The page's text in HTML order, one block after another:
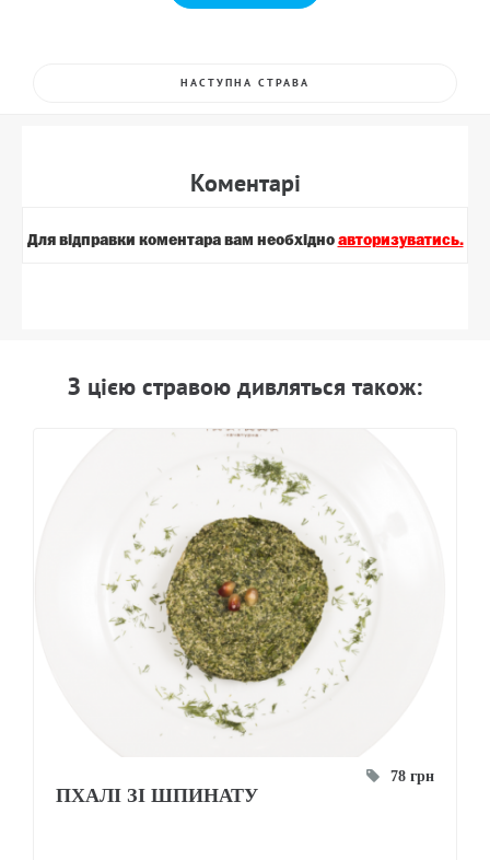
НАСТУПНА СТРАВА
Коментарi
Для вiдправки коментара вам необхiдно авторизуватись.
З цiєю стравою дивляться також:
78 грн
ПХАЛІ ЗІ ШПИНАТУ